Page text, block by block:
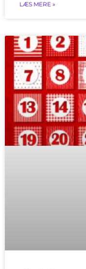
LÆS MERE »